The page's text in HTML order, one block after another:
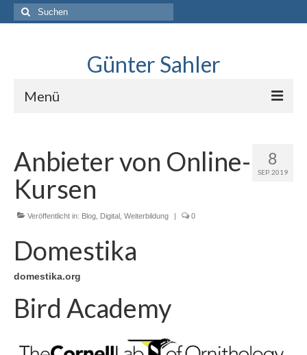
Suche
nach:
Günter Sahler
Menü
Lindlar skizziert
Interviews mit Sketchers
.Neues erkunden
Blog
8
SEP. 2019
Anbieter von Online-
Kursen
Veröffentlicht in: Blog Digital Weiterbildung | 0
Domestika
domestika.org
Bird Academy